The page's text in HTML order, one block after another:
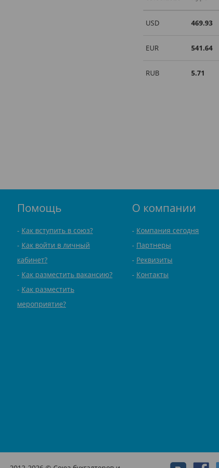
USD 469.93
EUR 541.64
RUB 5.71
Помощь
Как вступить в союз?
Как войти в личный
кабинет?
Как разместить вакансию?
Как разместить
мероприятие?
О компании
Компания сегодня
Партнеры
Реквизиты
Контакты